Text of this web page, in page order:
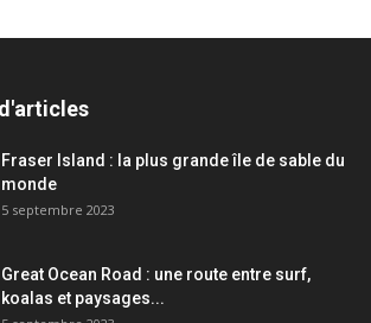
Fraser Island : la plus grande île de sable du
monde
5 septembre 2023
Great Ocean Road : une route entre surf,
koalas et paysages...